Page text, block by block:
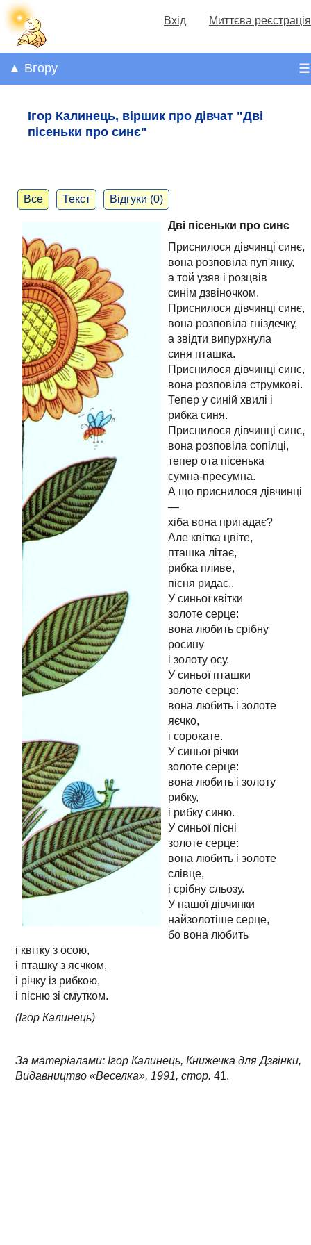
Вхід Миттєва реєстрація
☰
▲ Вгору
Ігор Калинець, віршик про дівчат "Дві
пісеньки про синє"
Все Текст Відгуки (0)
Дві пісеньки про синє
Приснилося дівчинці синє,
вона розповіла пуп'янку,
а той узяв і розцвів
синім дзвіночком.
Приснилося дівчинці синє,
вона розповіла гніздечку,
а звідти випурхнула
синя пташка.
Приснилося дівчинці синє,
вона розповіла струмкові.
Тепер у синій хвилі і
рибка синя.
Приснилося дівчинці синє,
вона розповіла сопілці,
тепер ота пісенька
сумна-пресумна.
А що приснилося дівчинці
—
хіба вона пригадає?
Але квітка цвіте,
пташка літає,
рибка пливе,
пісня ридає..
У синьої квітки
золоте серце:
вона любить срібну
росину
і золоту осу.
У синьої пташки
золоте серце:
вона любить і золоте
яєчко,
і сорокате.
У синьої річки
золоте серце:
вона любить і золоту
рибку,
і рибку синю.
У синьої пісні
золоте серце:
вона любить і золоте
слівце,
і срібну сльозу.
У нашої дівчинки
найзолотіше серце,
бо вона любить
і квітку з осою,
і пташку з яєчком,
і річку із рибкою,
і пісню зі смутком.
(Ігор Калинець)
За матеріалами: Ігор Калинець, Книжечка для Дзвінки,
Видавництво «Веселка», 1991, стор. 41.